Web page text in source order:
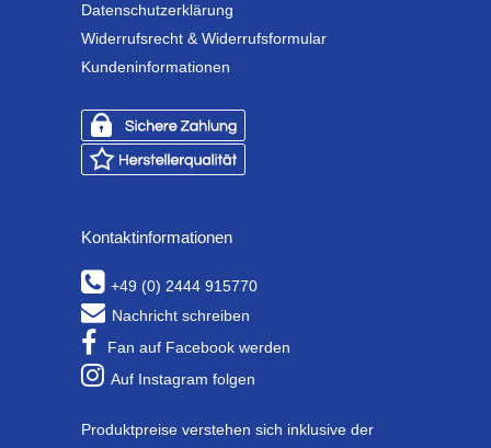
Datenschutzerklärung
Widerrufsrecht & Widerrufsformular
Kundeninformationen
Kontaktinformationen
+49 (0) 2444 915770
Nachricht schreiben
Fan auf Facebook werden
Auf Instagram folgen
Produktpreise verstehen sich inklusive der